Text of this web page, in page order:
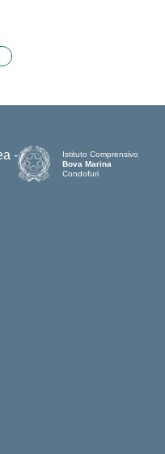
Istituto Comprensivo
Bova Marina
Condofuri